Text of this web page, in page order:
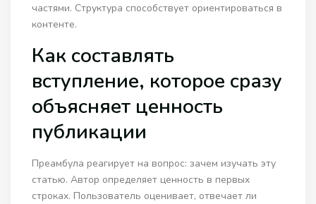
частями. Структура способствует ориентироваться в
контенте.
Как составлять
вступление, которое сразу
объясняет ценность
публикации
Преамбула реагирует на вопрос: зачем изучать эту
статью. Автор определяет ценность в первых
строках. Пользователь оценивает, отвечает ли